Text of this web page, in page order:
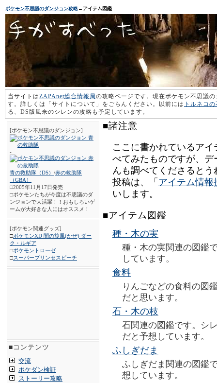
ポケモン不思議のダンジョン攻略→アイテム図鑑
当サイトはZAPAnet総合情報局の攻略ページです。現在ポケモン不思議
す。詳しくは「サイトについて」をごらんください。以前には トルネコ
る、DS版風来のシレンの攻略も予定しています。
[ポケモン不思議のダンジョン]
-
青の救助隊（DS） /赤の救助隊
（GBA）
□2005年11月17日発売
□ポケモンたちが今度は不思議のダ
ンジョンで大活躍！！おもしろいゲ
ームが大好きな人にはオススメ！
[ポケモン関連グッズ]
□ポケモンXD 闇の旋風(かぜ) ダー
ク・ルギア
□ポケモントローゼ
□スーパープリンセスピーチ
■コンテンツ
交流
ポケダン検証
ストーリー攻略
■諸注意
ここに書かれているア
べてみたものですが、
んも調べてくださると
投稿は、「 アイテム情
いします。
■アイテム図鑑
種・木の実
種・木の実関連の図鑑
しています。
食料
りんごなどの食料の図
だと思います。
石・木の枝
石関連の図鑑です。シ
だと予想しています。
ふしぎだま
ふしぎだま関連の図鑑
想しています。